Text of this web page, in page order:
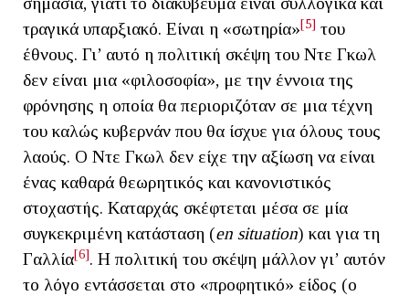
τραγικά υπαρξιακό. Είναι η «σωτηρία»[5] του
έθνους. Γι’ αυτό η πολιτική σκέψη του Ντε Γκωλ
δεν είναι μια «φιλοσοφία», με την έννοια της
φρόνησης η οποία θα περιοριζόταν σε μια τέχνη
του καλώς κυβερνάν που θα ίσχυε για όλους τους
λαούς. Ο Ντε Γκωλ δεν είχε την αξίωση να είναι
ένας καθαρά θεωρητικός και κανονιστικός
στοχαστής. Καταρχάς σκέφτεται μέσα σε μία
συγκεκριμένη κατάσταση (en situation) και για τη
Γαλλία[6]. Η πολιτική του σκέψη μάλλον γι’ αυτόν
το λόγο εντάσσεται στο «προφητικό» είδος (ο